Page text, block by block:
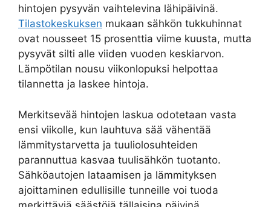
hintojen pysyvän vaihtelevina lähipäivinä.
Tilastokeskuksen mukaan sähkön tukkuhinnat
ovat nousseet 15 prosenttia viime kuusta, mutta
pysyvät silti alle viiden vuoden keskiarvon.
Lämpötilan nousu viikonlopuksi helpottaa
tilannetta ja laskee hintoja.
Merkitsevää hintojen laskua odotetaan vasta
ensi viikolle, kun lauhtuva sää vähentää
lämmitystarvetta ja tuuliolosuhteiden
parannuttua kasvaa tuulisähkön tuotanto.
Sähköautojen lataamisen ja lämmityksen
ajoittaminen edullisille tunneille voi tuoda